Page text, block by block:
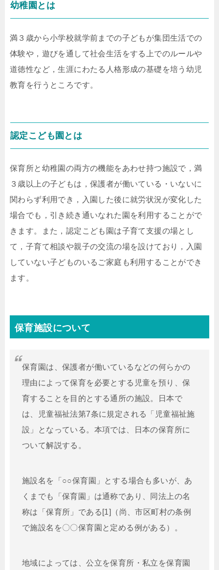
幼稚園とは
満３歳から小学校就学前までの子どもが集団生活での
体験や，遊びを通して社会生活をする上でのルールや
道徳性など，生涯にわたる人格形成の基礎を培う幼児
教育を行うところです。
認定こども園とは
保育所と幼稚園の両方の機能をあわせ持つ施設で，満
３歳以上の子どもは，保護者が働いている・いないに
関わらず利用でき，入園した後に就労状況が変化した
場合でも，引き続き通いなれた園を利用することがで
きます。また，認定こども園は子育て支援の場とし
て，子育て相談や親子の交流の場を設けており，入園
していない子どものいるご家庭も利用することができ
ます。
保育施設について
保育園は、保護者が働いているなどの何らかの
理由によって保育を必要とする児童を預り、保
育することを目的とする通所の施設。日本で
は、児童福祉法第7条に規定される「児童福祉施
設」となっている。本項では、日本の保育所に
ついて解説する。
施設名を「○○保育園」とする場合も多いが、あ
くまでも「保育園」は通称であり、同法上の名
称は「保育所」である[1]（尚、市区町村の条例
で施設名を〇〇保育園と定める例がある）。
地域によっては、公立を保育所・私立を保育園